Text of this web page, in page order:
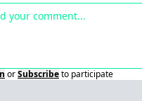
orSubscribeto participate